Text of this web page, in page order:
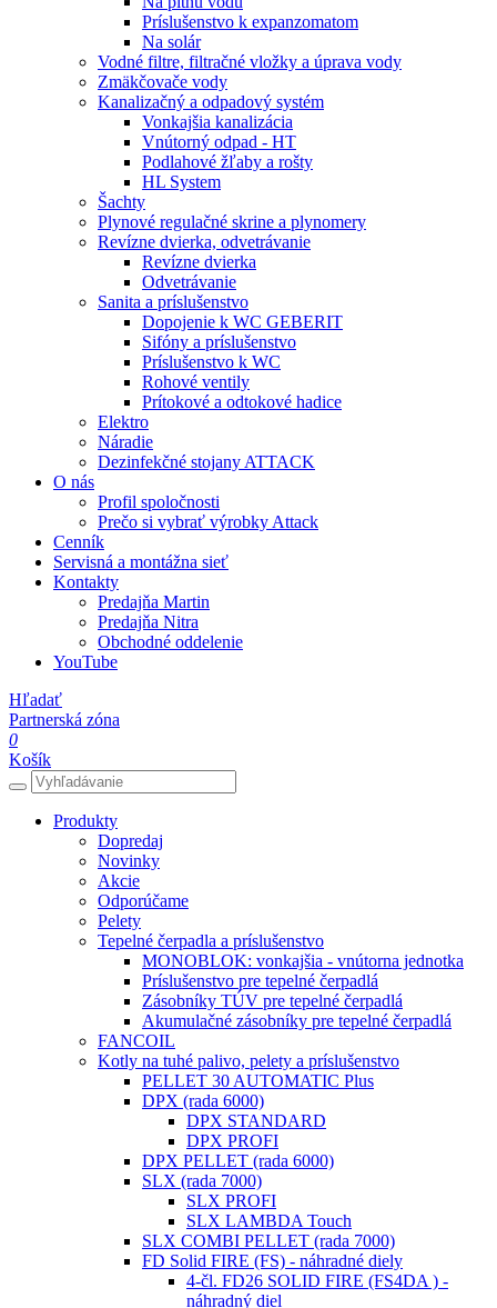
Príslušenstvo k expanzomatom
Na solár
Vodné filtre, filtračné vložky a úprava vody
Zmäkčovače vody
Kanalizačný a odpadový systém
Vonkajšia kanalizácia
Vnútorný odpad - HT
Podlahové žľaby a rošty
HL System
Šachty
Plynové regulačné skrine a plynomery
Revízne dvierka, odvetrávanie
Revízne dvierka
Odvetrávanie
Sanita a príslušenstvo
Dopojenie k WC GEBERIT
Sifóny a príslušenstvo
Príslušenstvo k WC
Rohové ventily
Prítokové a odtokové hadice
Elektro
Náradie
Dezinfekčné stojany ATTACK
O nás
Profil spoločnosti
Prečo si vybrať výrobky Attack
Cenník
Servisná a montážna sieť
Kontakty
Predajňa Martin
Predajňa Nitra
Obchodné oddelenie
YouTube
Hľadať
Partnerská zóna
0
Košík
Produkty
Dopredaj
Novinky
Akcie
Odporúčame
Pelety
Tepelné čerpadla a príslušenstvo
MONOBLOK: vonkajšia - vnútorna jednotka
Príslušenstvo pre tepelné čerpadlá
Zásobníky TÚV pre tepelné čerpadlá
Akumulačné zásobníky pre tepelné čerpadlá
FANCOIL
Kotly na tuhé palivo, pelety a príslušenstvo
PELLET 30 AUTOMATIC Plus
DPX (rada 6000)
DPX STANDARD
DPX PROFI
DPX PELLET (rada 6000)
SLX (rada 7000)
SLX PROFI
SLX LAMBDA Touch
SLX COMBI PELLET (rada 7000)
FD Solid FIRE (FS) - náhradné diely
4-čl. FD26 SOLID FIRE (FS4DA ) -
náhradný diel